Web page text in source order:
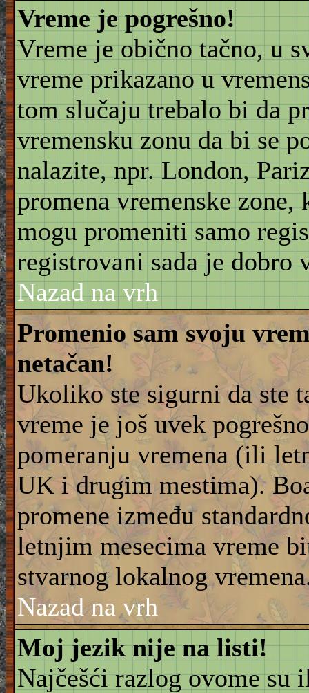
Vreme je pogrešno!
Vreme je obično tačno, u
vreme prikazano u
tom slučaju trebalo bi da
vremensku zonu da bi se
nalazite, npr. London,
promena vremenske zone,
mogu promeniti samo
registrovani sada je dobro
Nazad na vrh
Promenio sam svoju
netačan!
Ukoliko ste sigurni da ste
vreme je još uvek
pomeranju vremena (ili
UK i drugim mestima).
promene između
letnjim mesecima vreme
stvarnog lokalnog
Nazad na vrh
Moj jezik nije na listi!
Najčešći razlog ovome